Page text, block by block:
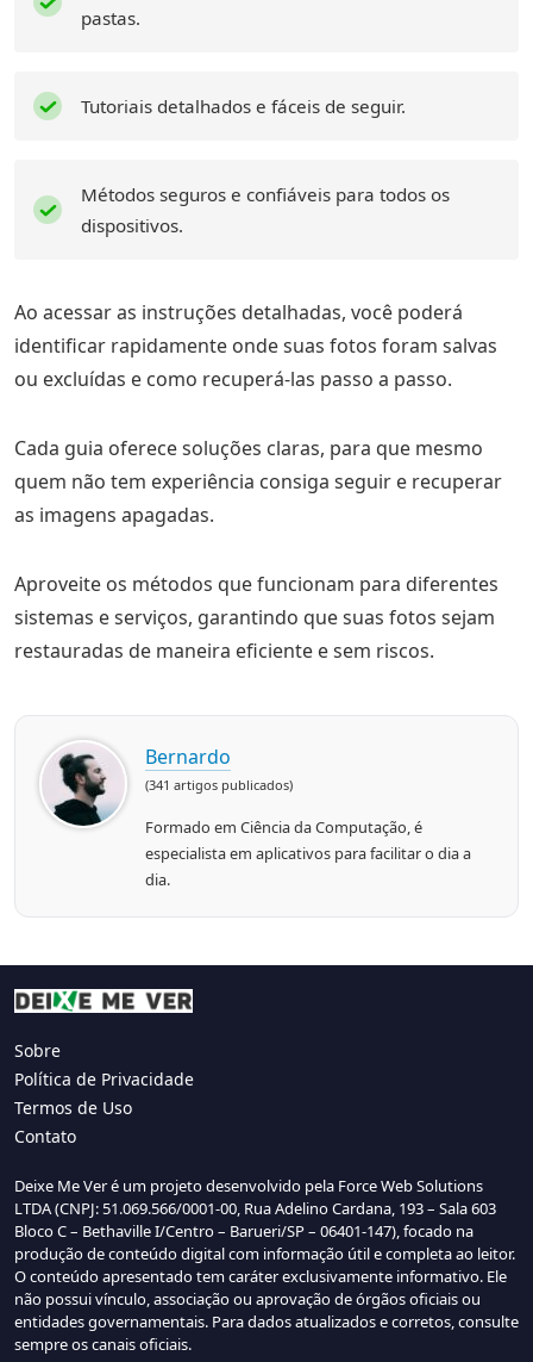
pastas.
Tutoriais detalhados e fáceis de seguir.
Métodos seguros e confiáveis para todos os
dispositivos.
Ao acessar as instruções detalhadas, você poderá
identificar rapidamente onde suas fotos foram salvas
ou excluídas e como recuperá-las passo a passo.
Cada guia oferece soluções claras, para que mesmo
quem não tem experiência consiga seguir e recuperar
as imagens apagadas.
Aproveite os métodos que funcionam para diferentes
sistemas e serviços, garantindo que suas fotos sejam
restauradas de maneira eficiente e sem riscos.
Bernardo
(341 artigos publicados)
Formado em Ciência da Computação, é
especialista em aplicativos para facilitar o dia a
dia.
Sobre
Política de Privacidade
Termos de Uso
Contato
Deixe Me Ver é um projeto desenvolvido pela Force Web Solutions
LTDA (CNPJ: 51.069.566/0001-00, Rua Adelino Cardana, 193 – Sala 603
Bloco C – Bethaville I/Centro – Barueri/SP – 06401-147), focado na
produção de conteúdo digital com informação útil e completa ao leitor.
O conteúdo apresentado tem caráter exclusivamente informativo. Ele
não possui vínculo, associação ou aprovação de órgãos oficiais ou
entidades governamentais. Para dados atualizados e corretos, consulte
sempre os canais oficiais.